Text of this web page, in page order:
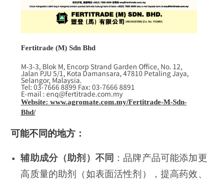
Fertitrade (M) Sdn Bhd
M-3-3, Blok M, Encorp Strand Garden Office, No. 12,
Jalan PJU 5/1, Kota Damansara, 47810 Petaling Jaya,
Selangor, Malaysia.
Tel: 03-7666 8899 Fax: 03-7666 8891
E-mail : enq@fertitrade.com.my
Website: www.agromate.com.my/Fertitrade-M-Sdn-
Bhd/
可能不同的地方：
辅助成分（助剂）不同 ：品牌产品可能添加更
高质量的助剂（如表面活性剂），提高药效、